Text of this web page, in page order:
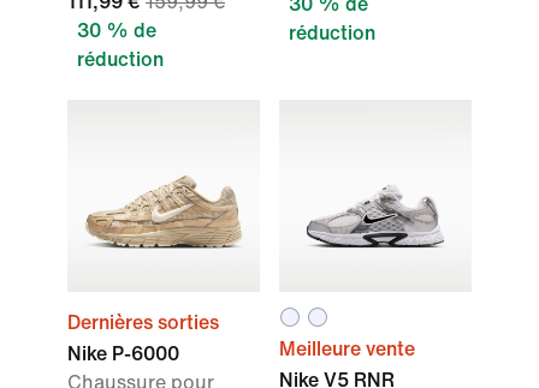
30 % de
réduction
30 % de
réduction
Dernières sorties
Nike P-6000
Chaussure pour
Meilleure vente
Nike V5 RNR